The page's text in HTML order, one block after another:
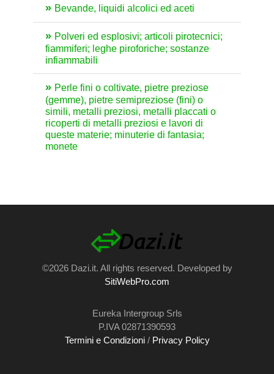
Bevande, liquidi alcolici ed aceti
Polveri ed esplosivi; articoli pirotecnici;
fiammiferi; leghe piroforiche; sostanze
infiammabili
Perle fini o coltivate, pietre preziose
(gemme), pietre semipreziose (fini) o
simili, metalli preziosi, metalli placcati o
ricoperti di metalli preziosi e lavori di
queste materie; minuterie di fantasia;
monete
©2026 Dazi.it. All rights reserved. Developed by
SitiWebPro.com
Eureka Intergroup Srls
P.IVA 02871390593
Termini e Condizioni/ Privacy Policy